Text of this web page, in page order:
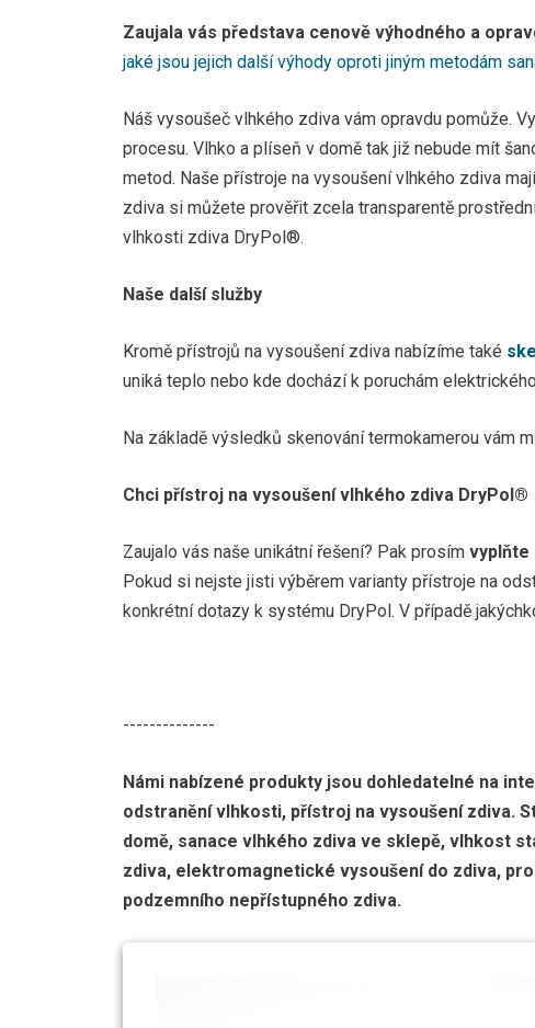
Zaujala vás představa cenově výhodného a
jaké jsou jejich další výhody oproti jiným metodám
Náš vysoušeč vlhkého zdiva vám opravdu pomůže.
procesu. Vlhko a plíseň v domě tak již nebude mít
metod. Naše přístroje na vysoušení vlhkého zdiva
zdiva si můžete prověřit zcela transparentě
vlhkosti zdiva DryPol®.
Naše další služby
Kromě přístrojů na vysoušení zdiva nabízíme také
uniká teplo nebo kde dochází k poruchám
Na základě výsledků skenování termokamerou vám
Chci přístroj na vysoušení vlhkého zdiva DryPol®
Zaujalo vás naše unikátní řešení? Pak prosím vyplňte
Pokud si nejste jisti výběrem varianty přístroje na
konkrétní dotazy k systému DryPol. V případě
--------------
Námi nabízené produkty jsou dohledatelné na
odstranění vlhkosti, přístroj na vysoušení zdiva.
domě, sanace vlhkého zdiva ve sklepě, vlhkost
zdiva, elektromagnetické vysoušení do zdiva,
podzemního nepřístupného zdiva.
Vaše
regionu.